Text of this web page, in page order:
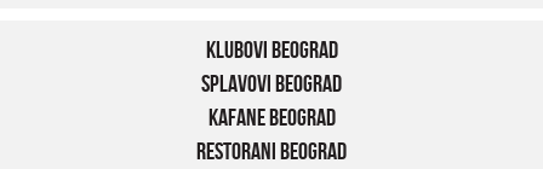
Klubovi Beograd
Splavovi Beograd
Kafane Beograd
Restorani Beograd